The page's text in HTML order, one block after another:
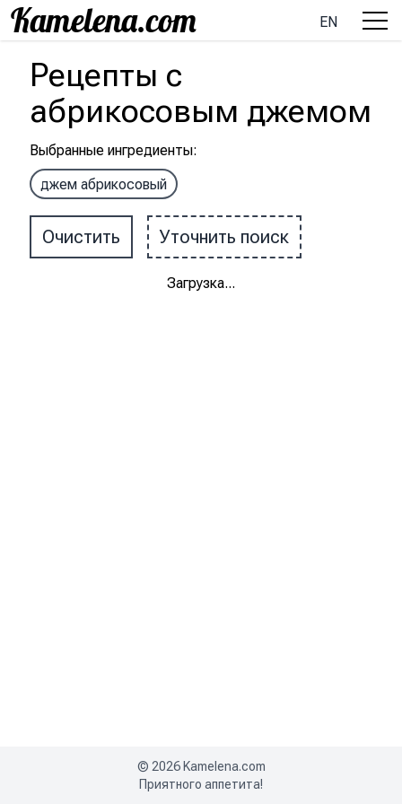
EN
Рецепты с
абрикосовым джемом
Выбранные ингредиенты:
джем абрикосовый
Очистить Уточнить поиск
Загрузка...
© 2026 Kamelena.com
Приятного аппетита!